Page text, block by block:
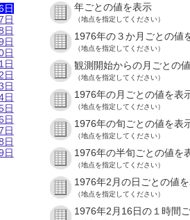
日
日
日
日
日
日
日
日
日
日
日
日
日
日
年ごとの値を表示
（地点を指定してください）
1976年の３か月ごとの値
（地点を指定してください）
観測開始からの月ごとの
（地点を指定してください）
1976年の月ごとの値を表
（地点を指定してください）
1976年の旬ごとの値を表
（地点を指定してください）
1976年の半旬ごとの値を
（地点を指定してください）
1976年2月の日ごとの値
（地点を指定してください）
1976年2月16日の１時間